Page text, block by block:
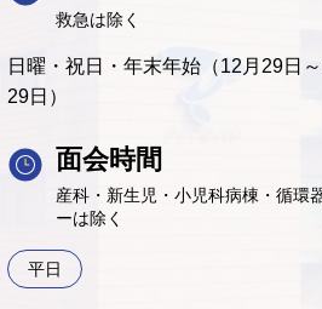
救急は除く
日曜・祝日・年末年始（12月29日
29日）
面会時間
産科・新生児・小児科病棟・循環
ーは除く
平日